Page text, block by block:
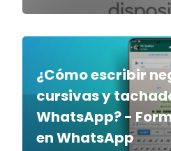
¿Cómo escribir
cursivas y
WhatsApp? -
en WhatsApp